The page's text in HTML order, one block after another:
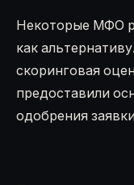
Некоторые МФО
как
скоринговая
предоставили
одобрения